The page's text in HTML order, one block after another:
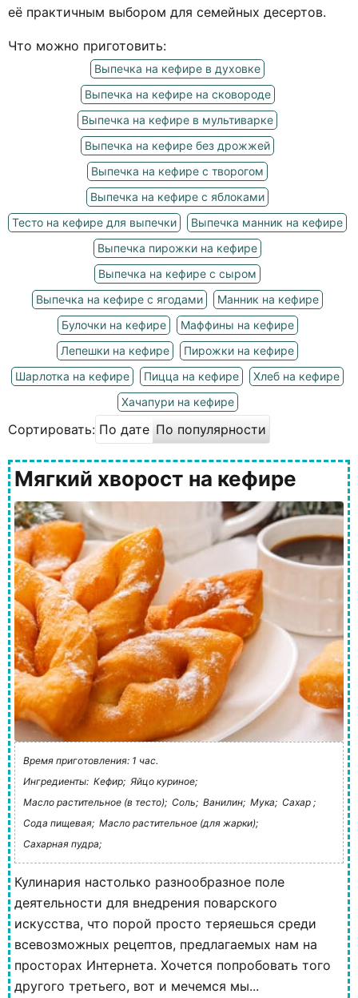
её практичным выбором для семейных десертов.
Что можно приготовить:
Выпечка на кефире в духовке
Выпечка на кефире на сковороде
Выпечка на кефире в мультиварке
Выпечка на кефире без дрожжей
Выпечка на кефире с творогом
Выпечка на кефире с яблоками
Тесто на кефире для выпечки
Выпечка манник на кефире
Выпечка пирожки на кефире
Выпечка на кефире с сыром
Выпечка на кефире с ягодами
Манник на кефире
Булочки на кефире
Маффины на кефире
Лепешки на кефире
Пирожки на кефире
Шарлотка на кефире
Пицца на кефире
Хлеб на кефире
Хачапури на кефире
Сортировать: По дате По популярности
Мягкий хворост на кефире
Время приготовления: 1 час.
Ингредиенты: Кефир; Яйцо куриное;
Масло растительное (в тесто); Соль; Ванилин; Мука; Сахар ;
Сода пищевая; Масло растительное (для жарки);
Сахарная пудра;
Кулинария настолько разнообразное поле
деятельности для внедрения поварского
искусства, что порой просто теряешься среди
всевозможных рецептов, предлагаемых нам на
просторах Интернета. Хочется попробовать того
другого третьего, вот и мечемся мы...